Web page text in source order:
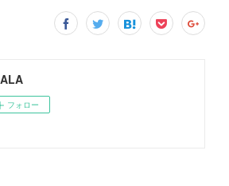
フォロー